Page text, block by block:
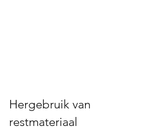
Hergebruik van
restmateriaal